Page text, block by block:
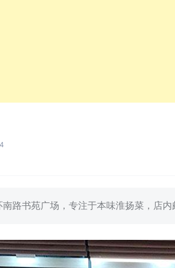
路书苑广场，专注于本味淮扬菜，店内